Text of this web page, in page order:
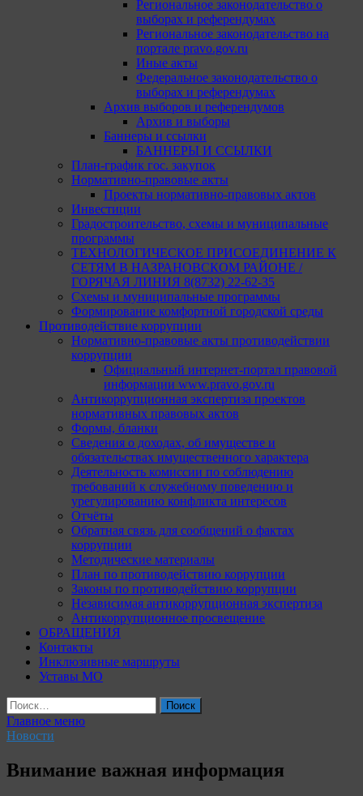
Региональное законодательство о
выборах и референдумах
Региональное законодательство на
портале pravo.gov.ru
Иные акты
Федеральное законодательство о
выборах и референдумах
Архив выборов и референдумов
Архив и выборы
Баннеры и ссылки
БАННЕРЫ И ССЫЛКИ
План-график гос. закупок
Нормативно-правовые акты
Проекты нормативно-правовых актов
Инвестиции
Градостроительство, схемы и муниципальные
программы
ТЕХНОЛОГИЧЕСКОЕ ПРИСОЕДИНЕНИЕ К
СЕТЯМ В НАЗРАНОВСКОМ РАЙОНЕ /
ГОРЯЧАЯ ЛИНИЯ 8(8732) 22-62-35
Схемы и муниципальные программы
Формирование комфортной городской среды
Противодействие коррупции
Нормативно-правовые акты противодействии
коррупции
Официальный интернет-портал правовой
информации www.pravo.gov.ru
Антикоррупционная экспертиза проектов
нормативных правовых актов
Формы, бланки
Сведения о доходах, об имуществе и
обязательствах имущественного характера
Деятельность комиссии по соблюдению
требований к служебному поведению и
урегулированию конфликта интересов
Отчёты
Обратная связь для сообщений о фактах
коррупции
Методические материалы
План по противодействию коррупции
Законы по противодействию коррупции
Независимая антикоррупционная экспертиза
Антикоррупционное просвещение
ОБРАЩЕНИЯ
Контакты
Инклюзивные маршруты
Уставы МО
Найти:
Главное меню
Новости
Внимание важная информация